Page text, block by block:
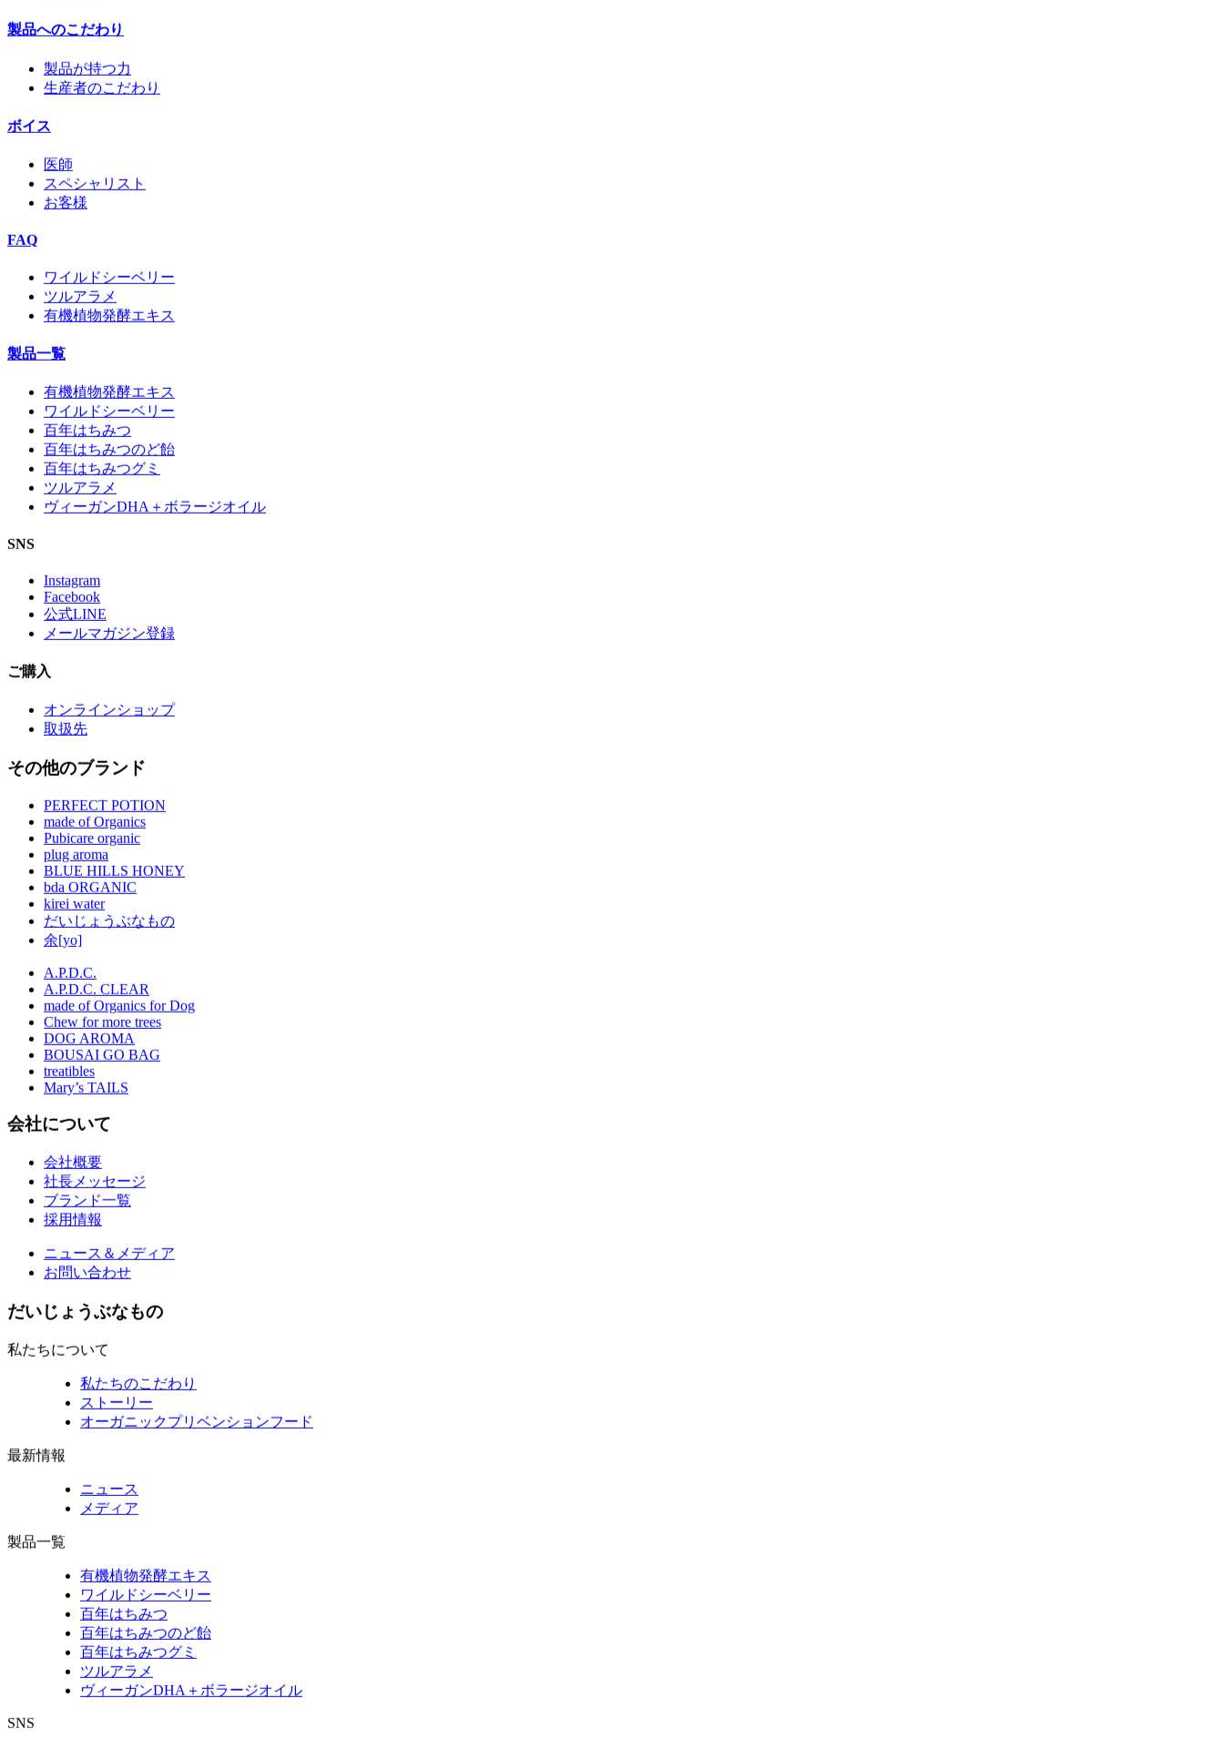
製品へのこだわり
製品が持つ力
生産者のこだわり
ボイス
医師
スペシャリスト
お客様
FAQ
ワイルドシーベリー
ツルアラメ
有機植物発酵エキス
製品一覧
有機植物発酵エキス
ワイルドシーベリー
百年はちみつ
百年はちみつのど飴
百年はちみつグミ
ツルアラメ
ヴィーガンDHA＋ボラージオイル
SNS
Instagram
Facebook
公式LINE
メールマガジン登録
ご購入
オンラインショップ
取扱先
その他のブランド
PERFECT POTION
made of Organics
Pubicare organic
plug aroma
BLUE HILLS HONEY
bda ORGANIC
kirei water
だいじょうぶなもの
余[yo]
A.P.D.C.
A.P.D.C. CLEAR
made of Organics for Dog
Chew for more trees
DOG AROMA
BOUSAI GO BAG
treatibles
Mary’s TAILS
会社について
会社概要
社長メッセージ
ブランド一覧
採用情報
ニュース＆メディア
お問い合わせ
だいじょうぶなもの
私たちについて
私たちのこだわり
ストーリー
オーガニックプリベンションフード
最新情報
ニュース
メディア
製品一覧
有機植物発酵エキス
ワイルドシーベリー
百年はちみつ
百年はちみつのど飴
百年はちみつグミ
ツルアラメ
ヴィーガンDHA＋ボラージオイル
SNS